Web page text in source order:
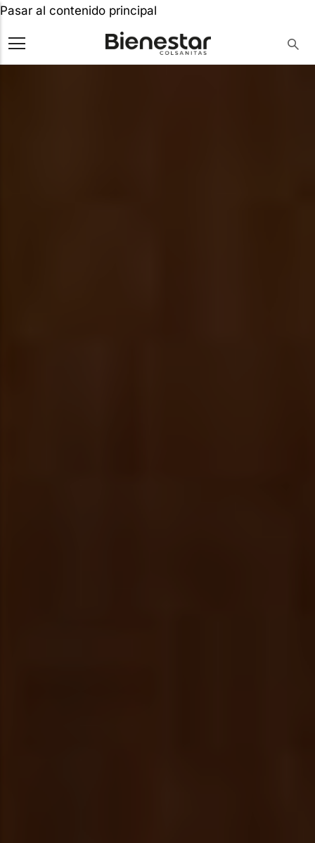
Pasar al contenido principal